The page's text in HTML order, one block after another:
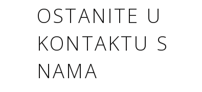
OSTANITE U
KONTAKTU S
NAMA